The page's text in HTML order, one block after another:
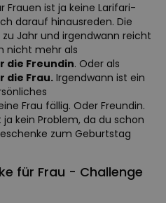
Frauen ist ja keine Larifari-
darauf hinausreden. Die
Jahr und irgendwann reicht
nicht mehr als
die Freundin. Oder als
die Frau. Irgendwann ist ein
Frau fällig. Oder Freundin.
kein Problem, da du schon
zum Geburtstag
für Frau - Challenge